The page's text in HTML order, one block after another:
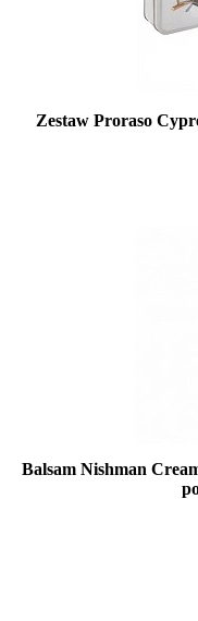
Zestaw Proraso
Balsam Nishman